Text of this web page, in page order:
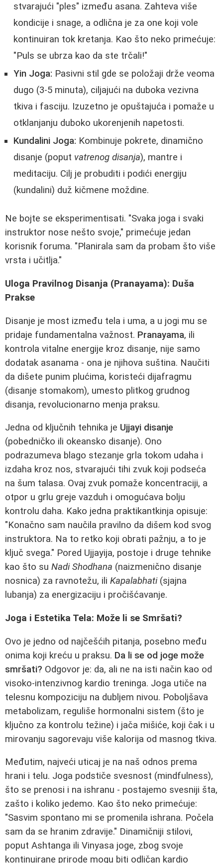
stvarajući "ples" između asana. Zahteva više
kondicije i snage, a odlična je za one koji vole
kontinuiran tok kretanja. Kao što neko primećuje:
"Puls se ubrza kao da ste trčali!"
Yin Joga: Pasivni stil gde se položaji drže veoma
dugo (3-5 minuta), ciljajući na duboka vezivna
tkiva i fasciju. Izuzetno je opuštajuća i pomaže u
otklanjanju duboko ukorenjenih napetosti.
Kundalini Joga: Kombinuje pokrete, dinamično
disanje (poput vatrenog disanja), mantre i
meditaciju. Cilj je probuditi i podići energiju
(kundalini) duž kičmene moždine.
Ne bojte se eksperimentisati. "Svaka joga i svaki
instruktor nose nešto svoje," primećuje jedan
korisnik foruma. "Planirala sam da probam što više
vrsta i učitlja."
Uloga Pravilnog Disanja (Pranayama): Duša
Prakse
Disanje je most između tela i uma, a u jogi mu se
pridaje fundamentalna važnost. Pranayama, ili
kontrola vitalne energije kroz disanje, nije samo
dodatak asanama - ona je njihova suština. Naučiti
da dišete punim plućima, koristeći dijafragmu
(disanje stomakom), umesto plitkog grudnog
disanja, revolucionarno menja praksu.
Jedna od ključnih tehnika je Ujjayi disanje
(pobedničko ili okeansko disanje). Ono
podrazumeva blago stezanje grla tokom udaha i
izdaha kroz nos, stvarajući tihi zvuk koji podseća
na šum talasa. Ovaj zvuk pomaže koncentraciji, a
otpor u grlu greje vazduh i omogućava bolju
kontrolu daha. Kako jedna praktikantkinja opisuje:
"Konačno sam naučila pravilno da dišem kod svog
instruktora. Na to retko koji obrati pažnju, a to je
ključ svega." Pored Ujjayija, postoje i druge tehnike
kao što su Nadi Shodhana (naizmenično disanje
nosnica) za ravnotežu, ili Kapalabhati(sjajna
lubanja) za energizaciju i pročišćavanje.
Joga i Estetika Tela: Može li se Smršati?
Ovo je jedno od najčešćih pitanja, posebno među
onima koji kreću u praksu. Da li se od joge može
smršati? Odgovor je: da, ali ne na isti način kao od
visoko-intenzivnog kardio treninga. Joga utiče na
telesnu kompoziciju na dubljem nivou. Poboljšava
metabolizam, reguliše hormonalni sistem (što je
ključno za kontrolu težine) i jača mišiće, koji čak i u
mirovanju sagorevaju više kalorija od masnog tkiva.
Međutim, najveći uticaj je na naš odnos prema
hrani i telu. Joga podstiče svesnost (mindfulness),
što se prenosi i na ishranu - postajemo svesniji šta,
zašto i koliko jedemo. Kao što neko primećuje:
"Sasvim spontano mi se promenila ishrana. Počela
sam da se hranim zdravije." Dinamičniji stilovi,
poput Ashtanga ili Vinyasa joge, zbog svoje
kontinuirane prirode mogu biti odličan kardio